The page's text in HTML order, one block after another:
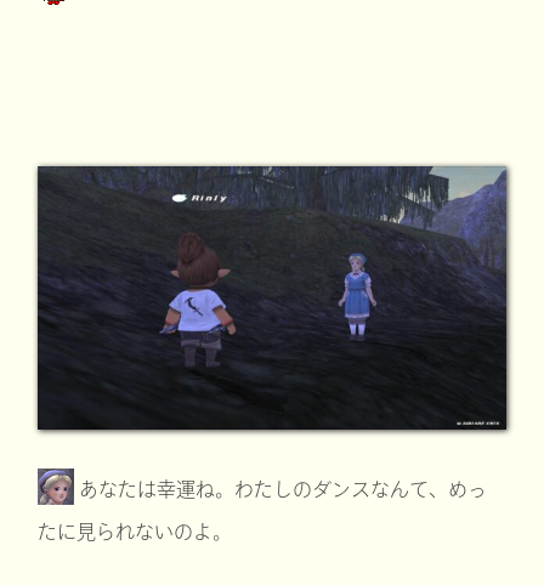
あなたは幸運ね。わたしのダンスなんて、めっ
たに見られないのよ。